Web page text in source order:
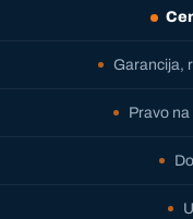
Garancija,
Pravo